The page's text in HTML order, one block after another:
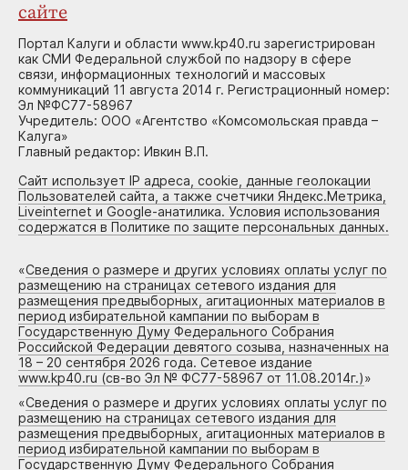
сайте
Портал Калуги и области www.kp40.ru зарегистрирован
как СМИ Федеральной службой по надзору в сфере
связи, информационных технологий и массовых
коммуникаций 11 августа 2014 г. Регистрационный номер:
Эл №ФС77-58967
Учредитель: ООО «Агентство «Комсомольская правда –
Калуга»
Главный редактор: Ивкин В.П.
Сайт использует IP адреса, cookie, данные геолокации
Пользователей сайта, а также счетчики Яндекс.Метрика,
Liveinternet и Google-анатилика. Условия использования
содержатся в Политике по защите персональных данных.
«Сведения о размере и других условиях оплаты услуг по
размещению на страницах сетевого издания для
размещения предвыборных, агитационных материалов в
период избирательной кампании по выборам в
Государственную Думу Федерального Собрания
Российской Федерации девятого созыва, назначенных на
18 – 20 сентября 2026 года. Сетевое издание
www.kp40.ru (св-во Эл № ФС77-58967 от 11.08.2014г.)»
«Сведения о размере и других условиях оплаты услуг по
размещению на страницах сетевого издания для
размещения предвыборных, агитационных материалов в
период избирательной кампании по выборам в
Государственную Думу Федерального Собрания